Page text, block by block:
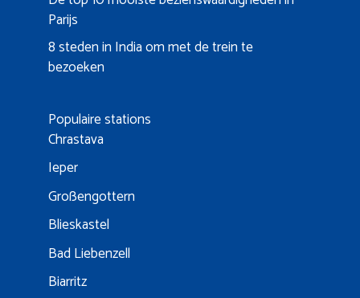
Parijs
8 steden in India om met de trein te
bezoeken
Populaire stations
Chrastava
Ieper
Großengottern
Blieskastel
Bad Liebenzell
Biarritz